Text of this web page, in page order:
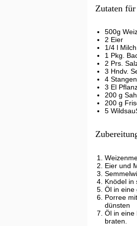
Zutaten für
500g
2 Eier
1/4 l Milch
1 Pkg.
2 Prs.
3 Hndv.
4
3 El
200 g
200 g
5
Eier und
Knödel in
Öl in eine
Porree
dünsten
Öl in eine
braten.